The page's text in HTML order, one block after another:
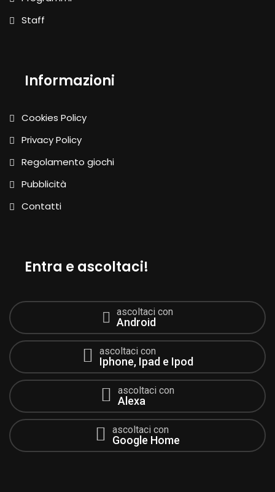
Staff
Informazioni
Cookies Policy
Privacy Policy
Regolamento giochi
Pubblicità
Contatti
Entra e ascoltaci!
ascoltaci con
Android
ascoltaci con
Iphone, Ipad e Ipod
ascoltaci con
Alexa
ascoltaci con
Google Home